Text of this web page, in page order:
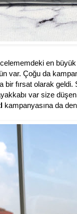
en
var. Çoğu da
bir fırsat olarak
var size
kampanyasına da